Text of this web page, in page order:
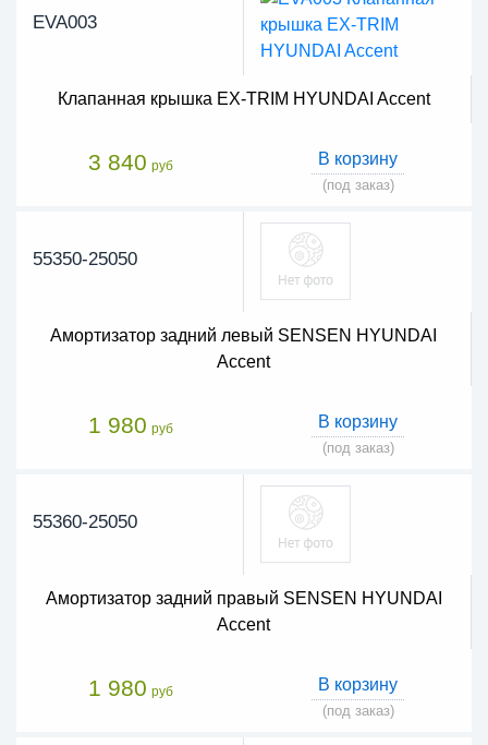
EVA003
Клапанная крышка EX-TRIM HYUNDAI Accent
3 840 руб В корзину
(под заказ)
55350-25050
Амортизатор задний левый SENSEN HYUNDAI
Accent
1 980 руб В корзину
(под заказ)
55360-25050
Амортизатор задний правый SENSEN HYUNDAI
Accent
1 980 руб В корзину
(под заказ)